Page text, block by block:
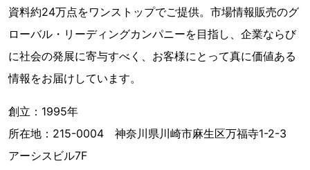
資料約24万点をワンストップでご提供。市場情報販売のグ
ローバル・リーディングカンパニーを目指し、企業ならび
に社会の発展に寄与すべく、お客様にとって真に価値ある
情報をお届けしています。
創立：1995年
所在地：215-0004 神奈川県川崎市麻生区万福寺1-2-3
アーシスビル7F